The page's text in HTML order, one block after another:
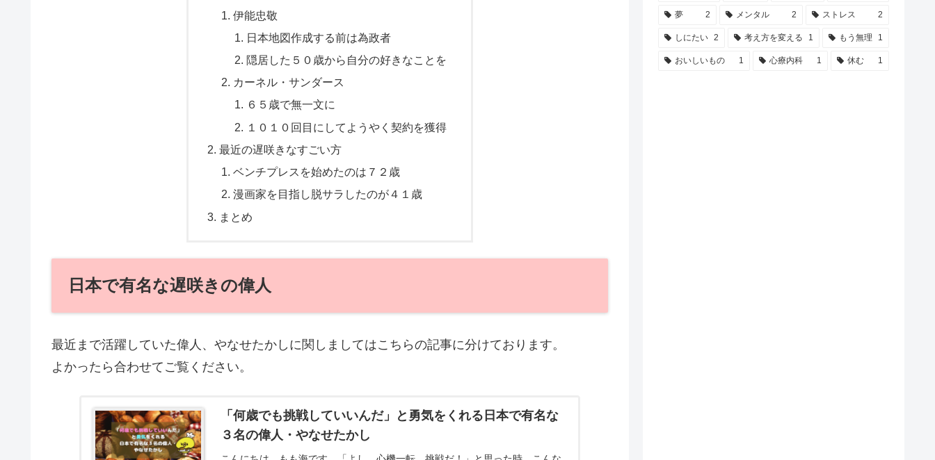
伊能忠敬
日本地図作成する前は為政者
隠居した５０歳から自分の好きなことを
カーネル・サンダース
６５歳で無一文に
１０１０回目にしてようやく契約を獲得
最近の遅咲きなすごい方
ベンチプレスを始めたのは７２歳
漫画家を目指し脱サラしたのが４１歳
まとめ
日本で有名な遅咲きの偉人
最近まで活躍していた偉人、やなせたかしに関しましてはこちらの記事に分けております。
よかったら合わせてご覧ください。
「何歳でも挑戦していいんだ」と勇気をくれる日本で有名な
３名の偉人・やなせたかし
夢 2 メンタル 2 ストレス 2
しにたい 2 考え方を変える 1 もう無理 1
おいしいもの 1 心療内科 1 休む 1